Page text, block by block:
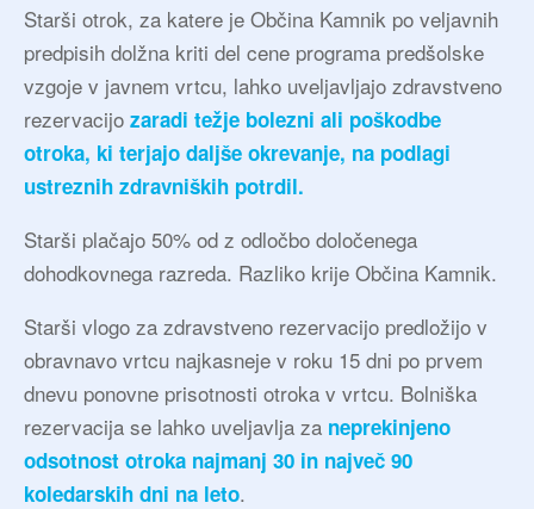
Starši otrok, za katere je Občina Kamnik po veljavnih
predpisih dolžna kriti del cene programa predšolske
vzgoje v javnem vrtcu, lahko uveljavljajo zdravstveno
rezervacijo zaradi težje bolezni ali poškodbe
otroka, ki terjajo daljše okrevanje, na podlagi
ustreznih zdravniških potrdil.
Starši plačajo 50% od z odločbo določenega
dohodkovnega razreda. Razliko krije Občina Kamnik.
Starši vlogo za zdravstveno rezervacijo predložijo v
obravnavo vrtcu najkasneje v roku 15 dni po prvem
dnevu ponovne prisotnosti otroka v vrtcu. Bolniška
rezervacija se lahko uveljavlja za neprekinjeno
odsotnost otroka najmanj 30 in največ 90
koledarskih dni na leto.